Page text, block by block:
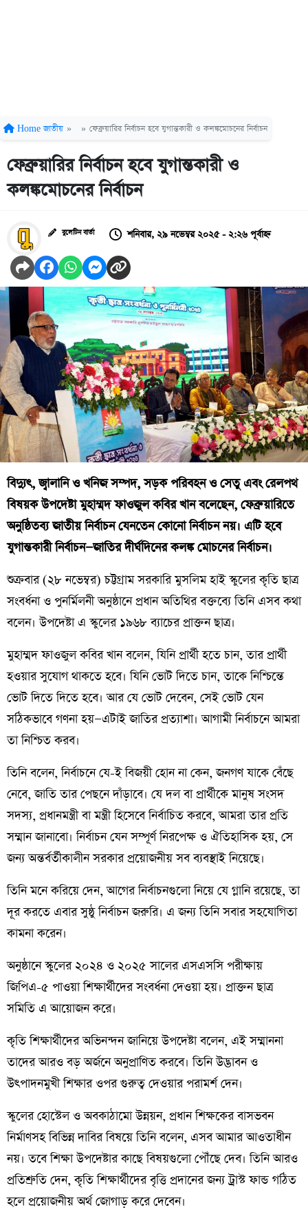
Home জাতীয় » » ফেব্রুয়ারির নির্বাচন হবে যুগান্তকারী ও কলঙ্কমোচনের নির্বাচন
ফেব্রুয়ারির নির্বাচন হবে যুগান্তকারী ও
কলঙ্কমোচনের নির্বাচন
বুলেটিন বার্তা শনিবার, ২৯ নভেম্বর ২০২৫ - ২:২৬ পূর্বাহ্ন
বিদ্যুৎ, জ্বালানি ও খনিজ সম্পদ, সড়ক পরিবহন ও সেতু এবং রেলপথ
বিষয়ক উপদেষ্টা মুহাম্মদ ফাওজুল কবির খান বলেছেন, ফেব্রুয়ারিতে
অনুষ্ঠিতব্য জাতীয় নির্বাচন যেনতেন কোনো নির্বাচন নয়। এটি হবে
যুগান্তকারী নির্বাচন—জাতির দীর্ঘদিনের কলঙ্ক মোচনের নির্বাচন।
শুক্রবার (২৮ নভেম্বর) চট্টগ্রাম সরকারি মুসলিম হাই স্কুলের কৃতি ছাত্র
সংবর্ধনা ও পুনর্মিলনী অনুষ্ঠানে প্রধান অতিথির বক্তব্যে তিনি এসব কথা
বলেন। উপদেষ্টা এ স্কুলের ১৯৬৮ ব্যাচের প্রাক্তন ছাত্র।
মুহাম্মদ ফাওজুল কবির খান বলেন, যিনি প্রার্থী হতে চান, তার প্রার্থী
হওয়ার সুযোগ থাকতে হবে। যিনি ভোট দিতে চান, তাকে নিশ্চিন্তে
ভোট দিতে দিতে হবে। আর যে ভোট দেবেন, সেই ভোট যেন
সঠিকভাবে গণনা হয়—এটাই জাতির প্রত্যাশা। আগামী নির্বাচনে আমরা
তা নিশ্চিত করব।
তিনি বলেন, নির্বাচনে যে-ই বিজয়ী হোন না কেন, জনগণ যাকে বেঁছে
নেবে, জাতি তার পেছনে দাঁড়াবে। যে দল বা প্রার্থীকে মানুষ সংসদ
সদস্য, প্রধানমন্ত্রী বা মন্ত্রী হিসেবে নির্বাচিত করবে, আমরা তার প্রতি
সম্মান জানাবো। নির্বাচন যেন সম্পূর্ণ নিরপেক্ষ ও ঐতিহাসিক হয়, সে
জন্য অন্তর্বর্তীকালীন সরকার প্রয়োজনীয় সব ব্যবস্থাই নিয়েছে।
তিনি মনে করিয়ে দেন, আগের নির্বাচনগুলো নিয়ে যে গ্লানি রয়েছে, তা
দূর করতে এবার সুষ্ঠু নির্বাচন জরুরি। এ জন্য তিনি সবার সহযোগিতা
কামনা করেন।
অনুষ্ঠানে স্কুলের ২০২৪ ও ২০২৫ সালের এসএসসি পরীক্ষায়
জিপিএ-৫ পাওয়া শিক্ষার্থীদের সংবর্ধনা দেওয়া হয়। প্রাক্তন ছাত্র
সমিতি এ আয়োজন করে।
কৃতি শিক্ষার্থীদের অভিনন্দন জানিয়ে উপদেষ্টা বলেন, এই সম্মাননা
তাদের আরও বড় অর্জনে অনুপ্রাণিত করবে। তিনি উদ্ভাবন ও
উৎপাদনমুখী শিক্ষার ওপর গুরুত্ব দেওয়ার পরামর্শ দেন।
স্কুলের হোস্টেল ও অবকাঠামো উন্নয়ন, প্রধান শিক্ষকের বাসভবন
নির্মাণসহ বিভিন্ন দাবির বিষয়ে তিনি বলেন, এসব আমার আওতাধীন
নয়। তবে শিক্ষা উপদেষ্টার কাছে বিষয়গুলো পৌঁছে দেব। তিনি আরও
প্রতিশ্রুতি দেন, কৃতি শিক্ষার্থীদের বৃত্তি প্রদানের জন্য ট্রাস্ট ফান্ড গঠিত
হলে প্রয়োজনীয় অর্থ জোগাড় করে দেবেন।